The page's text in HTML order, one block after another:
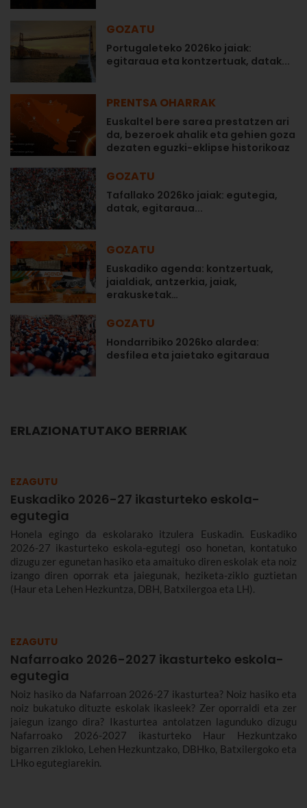
GOZATU
Portugaleteko 2026ko jaiak:
egitaraua eta kontzertuak, datak...
PRENTSA OHARRAK
Euskaltel bere sarea prestatzen ari
da, bezeroek ahalik eta gehien goza
dezaten eguzki-eklipse historikoaz
GOZATU
Tafallako 2026ko jaiak: egutegia,
datak, egitaraua...
GOZATU
Euskadiko agenda: kontzertuak,
jaialdiak, antzerkia, jaiak,
erakusketak…
GOZATU
Hondarribiko 2026ko alardea:
desfilea eta jaietako egitaraua
ERLAZIONATUTAKO BERRIAK
EZAGUTU
Euskadiko 2026-27 ikasturteko eskola-
egutegia
Honela egingo da eskolarako itzulera Euskadin. Euskadiko
2026-27 ikasturteko eskola-egutegi oso honetan, kontatuko
dizugu zer egunetan hasiko eta amaituko diren eskolak eta noiz
izango diren oporrak eta jaiegunak, heziketa-ziklo guztietan
(Haur eta Lehen Hezkuntza, DBH, Batxilergoa eta LH).
EZAGUTU
Nafarroako 2026-2027 ikasturteko eskola-
egutegia
Noiz hasiko da Nafarroan 2026-27 ikasturtea? Noiz hasiko eta
noiz bukatuko dituzte eskolak ikasleek? Zer oporraldi eta zer
jaiegun izango dira? Ikasturtea antolatzen lagunduko dizugu
Nafarroako 2026-2027 ikasturteko Haur Hezkuntzako
bigarren zikloko, Lehen Hezkuntzako, DBHko, Batxilergoko eta
LHko egutegiarekin.